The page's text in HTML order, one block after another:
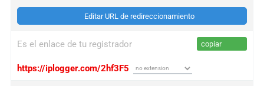
Editar URL de redireccionamiento
Es el enlace de tu registrador copiar
https://iplogger.com/2hf3F5